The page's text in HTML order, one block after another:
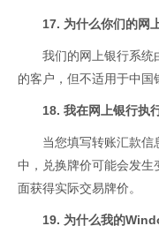
17. 为什么你们的网
我们的网上银行系统
的客户，但不适用于中国
18. 我在网上银行执
当您填写转账汇款信
中，兑换牌价可能会发
面获得实际交易牌价。
19. 为什么我的